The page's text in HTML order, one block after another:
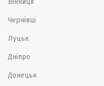
Чернівці
Луцьк
Дніпро
Донецьк